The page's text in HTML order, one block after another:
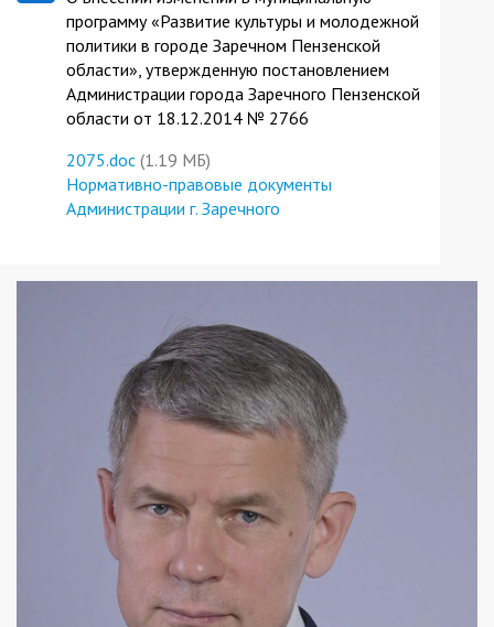
программу «Развитие культуры и молодежной
политики в городе Заречном Пензенской
области», утвержденную постановлением
Администрации города Заречного Пензенской
области от 18.12.2014 № 2766
2075.doc (1.19 МБ)
Нормативно-правовые документы
Администрации г. Заречного